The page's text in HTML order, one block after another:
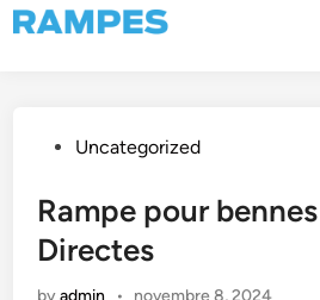
Skip
to
PostedUncategorized
Rampe pour
Directes
byadmin • novembre 8, 2024